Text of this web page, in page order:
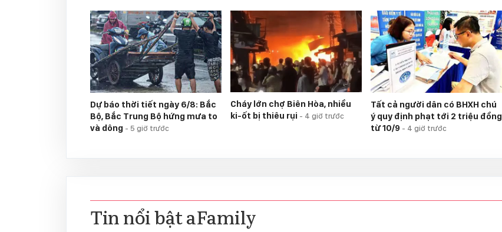
Dự báo thời tiết ngày 6/8: Bắc
Bộ, Bắc Trung Bộ hứng mưa to
và dông - 5 giờ trước
Cháy lớn chợ Biên Hòa, nhiều
ki-ốt bị thiêu rụi - 4 giờ trước
Tất cả người dân có BHXH chú
ý quy định phạt tới 2 triệu đồng
từ 10/9 - 4 giờ trước
Tin nổi bật aFamily